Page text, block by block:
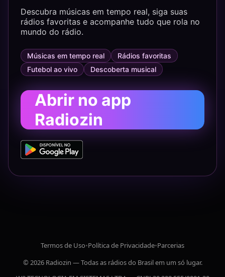
Descubra músicas em tempo real, siga suas
rádios favoritas e acompanhe tudo que rola no
mundo do rádio.
Músicas em tempo real
Rádios favoritas
Futebol ao vivo
Descoberta musical
Abrir no app
Radiozin
Termos de Uso•Política de Privacidade•Parcerias
© 2026 Radiozin — Todas as rádios do Brasil em um só lugar.